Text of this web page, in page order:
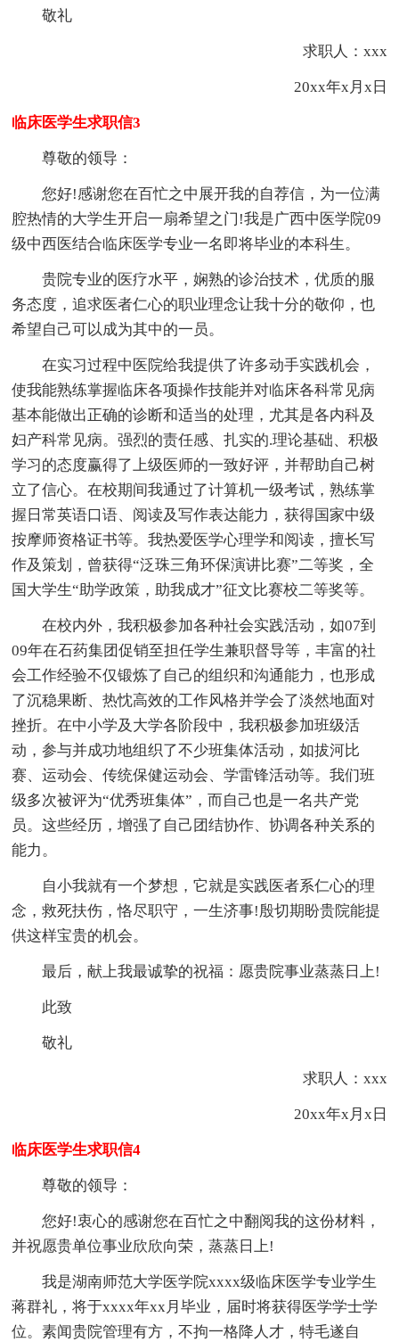
敬礼
求职人：xxx
20xx年x月x日
临床医学生求职信3
尊敬的领导：
您好!感谢您在百忙之中展开我的自荐信，为一位满
腔热情的大学生开启一扇希望之门!我是广西中医学院09
级中西医结合临床医学专业一名即将毕业的本科生。
贵院专业的医疗水平，娴熟的诊治技术，优质的服
务态度，追求医者仁心的职业理念让我十分的敬仰，也
希望自己可以成为其中的一员。
在实习过程中医院给我提供了许多动手实践机会，
使我能熟练掌握临床各项操作技能并对临床各科常见病
基本能做出正确的诊断和适当的处理，尤其是各内科及
妇产科常见病。强烈的责任感、扎实的.理论基础、积极
学习的态度赢得了上级医师的一致好评，并帮助自己树
立了信心。在校期间我通过了计算机一级考试，熟练掌
握日常英语口语、阅读及写作表达能力，获得国家中级
按摩师资格证书等。我热爱医学心理学和阅读，擅长写
作及策划，曾获得“泛珠三角环保演讲比赛”二等奖，全
国大学生“助学政策，助我成才”征文比赛校二等奖等。
在校内外，我积极参加各种社会实践活动，如07到
09年在石药集团促销至担任学生兼职督导等，丰富的社
会工作经验不仅锻炼了自己的组织和沟通能力，也形成
了沉稳果断、热忱高效的工作风格并学会了淡然地面对
挫折。在中小学及大学各阶段中，我积极参加班级活
动，参与并成功地组织了不少班集体活动，如拔河比
赛、运动会、传统保健运动会、学雷锋活动等。我们班
级多次被评为“优秀班集体”，而自己也是一名共产党
员。这些经历，增强了自己团结协作、协调各种关系的
能力。
自小我就有一个梦想，它就是实践医者系仁心的理
念，救死扶伤，恪尽职守，一生济事!殷切期盼贵院能提
供这样宝贵的机会。
最后，献上我最诚挚的祝福：愿贵院事业蒸蒸日上!
此致
敬礼
求职人：xxx
20xx年x月x日
临床医学生求职信4
尊敬的领导：
您好!衷心的感谢您在百忙之中翻阅我的这份材料，
并祝愿贵单位事业欣欣向荣，蒸蒸日上!
我是湖南师范大学医学院xxxx级临床医学专业学生
蒋群礼，将于xxxx年xx月毕业，届时将获得医学学士学
位。素闻贵院管理有方，不拘一格降人才，特毛遂自